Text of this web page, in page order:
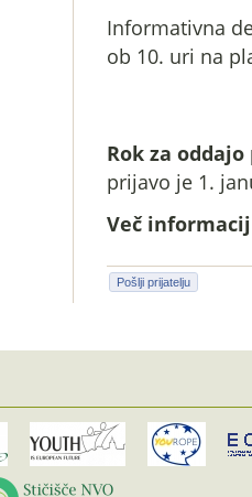
Informativna
ob 10. uri na
Rok za
prijavo je 1.
Več
Pošlji prijatelju